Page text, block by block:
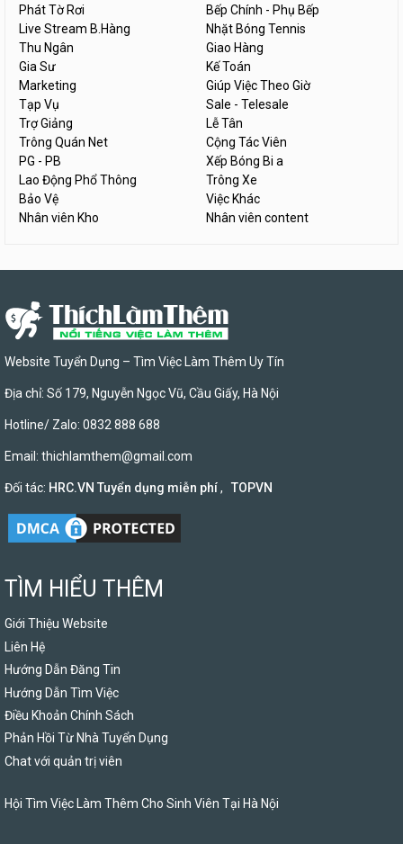
Phát Tờ Rơi
Bếp Chính - Phụ Bếp
Live Stream B.Hàng
Nhặt Bóng Tennis
Thu Ngân
Giao Hàng
Gia Sư
Kế Toán
Marketing
Giúp Việc Theo Giờ
Tạp Vụ
Sale - Telesale
Trợ Giảng
Lễ Tân
Trông Quán Net
Cộng Tác Viên
PG - PB
Xếp Bóng Bi a
Lao Động Phổ Thông
Trông Xe
Bảo Vệ
Việc Khác
Nhân viên Kho
Nhân viên content
Website Tuyển Dụng – Tìm Việc Làm Thêm Uy Tín
Địa chỉ: Số 179, Nguyễn Ngọc Vũ, Cầu Giấy, Hà Nội
Hotline/ Zalo: 0832 888 688
Email: thichlamthem@gmail.com
Đối tác: HRC.VN Tuyển dụng miễn phí, TOPVN
TÌM HIỂU THÊM
Giới Thiệu Website
Liên Hệ
Hướng Dẫn Đăng Tin
Hướng Dẫn Tìm Việc
Điều Khoản Chính Sách
Phản Hồi Từ Nhà Tuyển Dụng
Chat với quản trị viên
Hội Tìm Việc Làm Thêm Cho Sinh Viên Tại Hà Nội